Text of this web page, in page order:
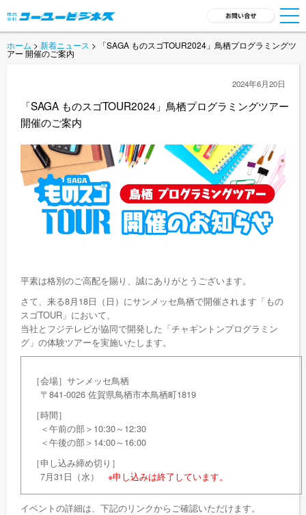
TOP
会社概要
採用情報
新着ニュース
商品開発
ホーム > 新着ニュース > 「SAGA ものスゴTOUR2024」鳥栖プログラミングツ
アー 開催のご案内
2024年6月20日
「SAGA ものスゴTOUR2024」鳥栖プログラミングツアー
開催のご案内
平素は格別のご高配を賜り、誠にありがとうございます。
さて、来る8月18日（日）にサンメッセ鳥栖で開催されます「もの
スゴTOUR」において、
当社とフジテレビが協同で開発した「チャギントンプログラミン
グ」の体験ツアーを実施いたします。
［会場］サンメッセ鳥栖
〒841-0026 佐賀県鳥栖市本鳥栖町1819
［時間］
＜午前の部＞10:30～12:30
＜午後の部＞14:00～16:00
［申し込み締め切り］
7月31日（水） ※申し込みは終了しています。
イベントの詳細は、下記のリンクからご確認いただけます。